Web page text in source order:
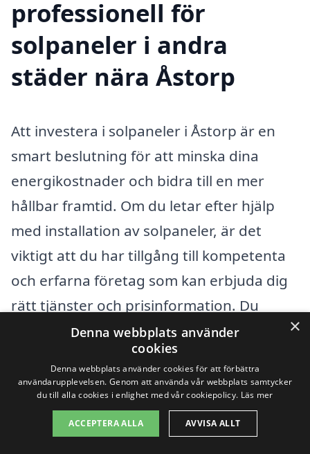
professionell för
solpaneler i andra
städer nära Åstorp
Att investera i solpaneler i Åstorp är en
smart beslutning för att minska dina
energikostnader och bidra till en mer
hållbar framtid. Om du letar efter hjälp
med installation av solpaneler, är det
viktigt att du har tillgång till kompetenta
och erfarna företag som kan erbjuda dig
rätt tjänster och prisinformation. Du
behöver inte begränsa din sökning till just
Åstorp; det finns många omkringliggande
städer som också kan erbjuda
professionella tjänster.
×
Denna webbplats använder
cookies
Denna webbplats använder cookies för att förbättra
användarupplevelsen. Genom att använda vår webbplats samtycker
du till alla cookies i enlighet med vår cookiepolicy. Läs mer
ACCEPTERA ALLA AVVISA ALLT